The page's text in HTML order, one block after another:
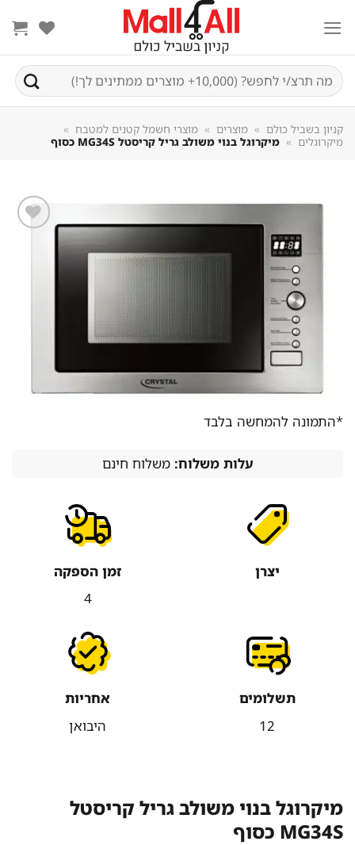
חיפוש
עבור:
קניון בשביל כולם » מוצרים » מוצרי חשמל קטנים למטבח »
מיקרוגלים » מיקרוגל בנוי משולב גריל קריסטל MG34S כסוף
*התמונה להמחשה בלבד
עלות משלוח:משלוח חינם
יצרן
זמן הספקה
תשלומים
12
אחריות
היבואן
מיקרוגל בנוי משולב גריל קריסטל
MG34S כסוף